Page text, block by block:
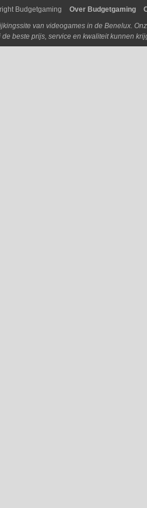
Budgetgaming
Over Budgetgaming
van videogames in de Benelux.
beste prijs, service en kwaliteit kunnen